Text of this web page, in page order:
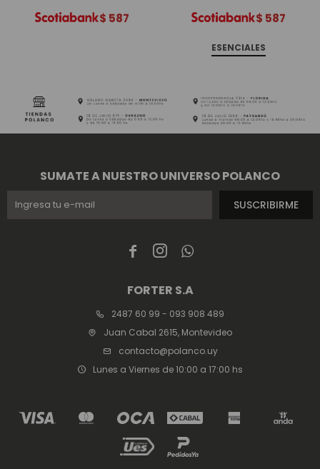
$ 587 $ 587
ESENCIALES
  
FORTER S.A
2487 60 99 - 093 908 489
Juan Cabal 2615, Montevideo
contacto@polanco.uy
Lunes a Viernes de 10:00 a 17:00 hs
SUMATE A NUESTRO UNIVERSO POLANCO
SUSCRIBIRME